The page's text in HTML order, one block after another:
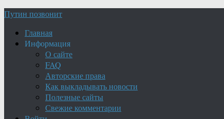
Путин позвонит
Главная
Информация
О сайте
FAQ
Авторские права
Как выкладывать новости
Полезные сайты
Свежие комментарии